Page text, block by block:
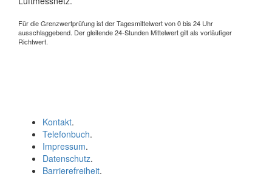
Für die Grenzwertprüfung ist der Tagesmittelwert von 0 bis 24 Uhr
ausschlaggebend. Der gleitende 24-Stunden Mittelwert gilt als vorläufiger
Richtwert.
Kontakt.
Telefonbuch.
Impressum.
Datenschutz.
Barrierefreiheit.